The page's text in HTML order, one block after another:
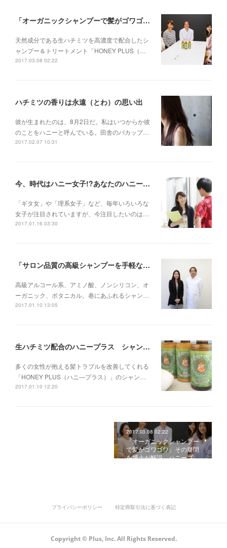
「オーガニックシャンプーで髪がゴワゴワ」その疑問を博士が解説 ハニープラス体験座談会【前編】
天然成分である生ハチミツを高濃度で配合したシ
ャンプー＆トリートメント「HONEY PLUS（…
2017.03.08 02:22
ハチミツの香りは永遠（とわ）の思い出
彼が生まれたのは、8月2日だ。私はいつからか彼
のことをハニーと呼んでいる。田舎のバカップ…
2017.02.07 10:31
今、時代はハニー女子!?あなたのハニー女子度を８つのチェックポイントで診断します
「ギタ女」や「理系女子」など、毎年いろいろな
女子が注目されていますが、今注目したいのは…
2017.01.16 03:30
「サロン品質の高級シャンプーを手軽な価格で」ハニ―プラス誕生に込められたシャンプー博士の想い
高級アルコール系、アミノ酸、ノンシリコン、オ
ーガニック、ボタニカル。巷にあふれるシャン…
2017.01.10 13:05
生ハチミツ配合のハニープラス シャンプー＆トリートメントが美髪を育てる理由
多くの女性が抱える髪トラブルを改善してくれる
「HONEY PLUS（ハニ―プラス）」のシャン…
2017.01.10 12:20
2017.03.08 02:22
「オーガニックシャンプー
で髪がゴワゴワ」その疑問
を博士が解説 ハニープ…
プライバシーポリシー 特定商取引法に基づく表記
Copyright © Plus, Inc. All Rights Reserved.